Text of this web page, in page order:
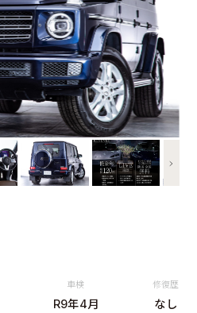
→
車検
R9年4月
修復歴
なし